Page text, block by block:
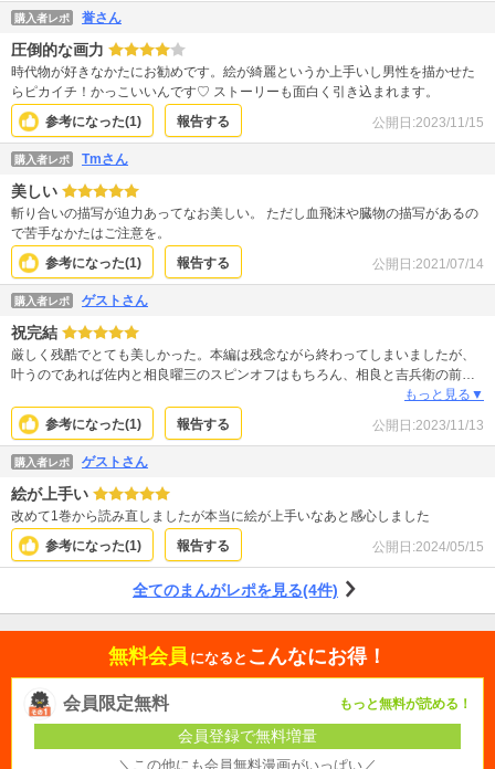
購入者レポ 誉さん
圧倒的な画力
時代物が好きなかたにお勧めです。絵が綺麗というか上手いし男性を描かせた
らピカイチ！かっこいいんです♡ ストーリーも面白く引き込まれます。
参考になった(1) 報告する 公開日:2023/11/15
購入者レポ Tmさん
美しい
斬り合いの描写が迫力あってなお美しい。 ただし血飛沫や臓物の描写があるの
で苦手なかたはご注意を。
参考になった(1) 報告する 公開日:2021/07/14
購入者レポ ゲストさん
祝完結
厳しく残酷でとても美しかった。本編は残念ながら終わってしまいましたが、
叶うのであれば佐内と相良曜三のスピンオフはもちろん、相良と吉兵衛の前日
もっと見る▼
参考になった(1) 報告する 公開日:2023/11/13
購入者レポ ゲストさん
絵が上手い
改めて1巻から読み直しましたが本当に絵が上手いなあと感心しました
参考になった(1) 報告する 公開日:2024/05/15
全てのまんがレポを見る(4件)
無料会員 になると こんなにお得！
会員限定無料 もっと無料が読める！
会員登録で無料増量
＼この他にも会員無料漫画がいっぱい／